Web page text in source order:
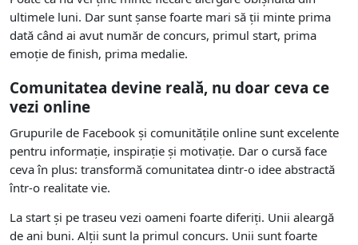
ultimele luni. Dar sunt șanse foarte mari să ții minte prima
dată când ai avut număr de concurs, primul start, prima
emoție de finish, prima medalie.
Comunitatea devine reală, nu doar ceva ce
vezi online
Grupurile de Facebook și comunitățile online sunt excelente
pentru informație, inspirație și motivație. Dar o cursă face
ceva în plus: transformă comunitatea dintr-o idee abstractă
într-o realitate vie.
La start și pe traseu vezi oameni foarte diferiți. Unii aleargă
de ani buni. Alții sunt la primul concurs. Unii sunt foarte